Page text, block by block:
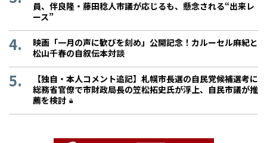
員、伴良隆・藤田稔人市議が応じるも、懸念される“出来レ
ース”
映画「一月の声に歓びを刻め」公開記念！カルーセル麻紀と
松山千春の自叙伝本対談
【独自・本人コメント追記】札幌市長選の自民党候補選考に
総務省官僚で市財政局長の笠松拓史氏が浮上、自民市議が推
薦を検討